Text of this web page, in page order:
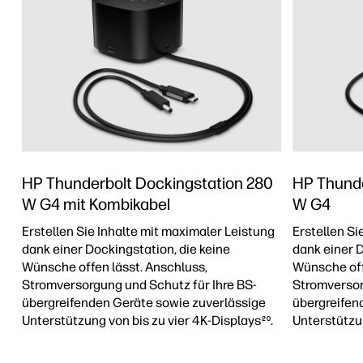
HP Thunderbolt Dockingstation 280
W G4 mit Kombikabel
Erstellen Sie Inhalte mit maximaler Leistung
dank einer Dockingstation, die keine
Wünsche offen lässt. Anschluss,
Stromversorgung und Schutz für Ihre BS-
übergreifenden Geräte sowie zuverlässige
Unterstützung von bis zu vier 4K-Displays20.
HP
W G4
Erstellen
dank einer
Wünsche